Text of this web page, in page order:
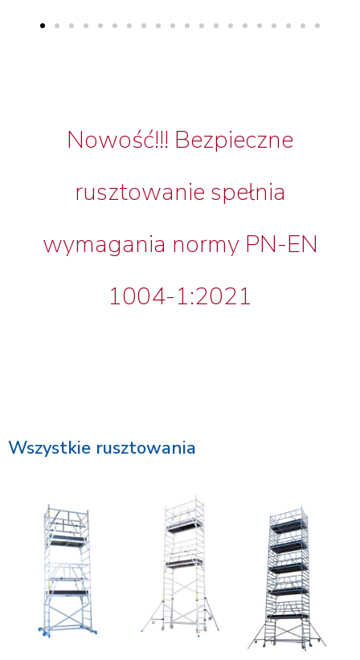
Nowość!!! Bezpieczne
rusztowanie spełnia
wymagania normy PN-EN
1004-1:2021
Wszystkie rusztowania